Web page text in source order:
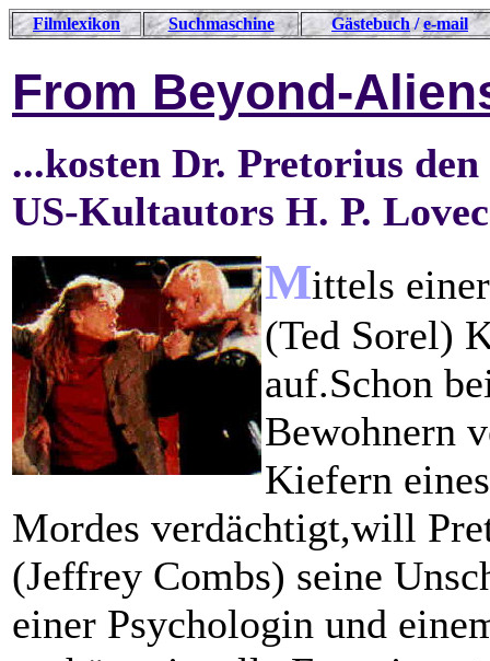
Filmlexikon Suchmaschine Gästebuch/e-mail
From Beyond-
...kosten Dr. Pretorius
US-Kultautors H. P.
Mittels
(Ted Sorel)
auf.Schon
Bewohnern
Kiefern
Mordes verdächtigt,will
(Jeffrey Combs) seine
einer Psychologin und